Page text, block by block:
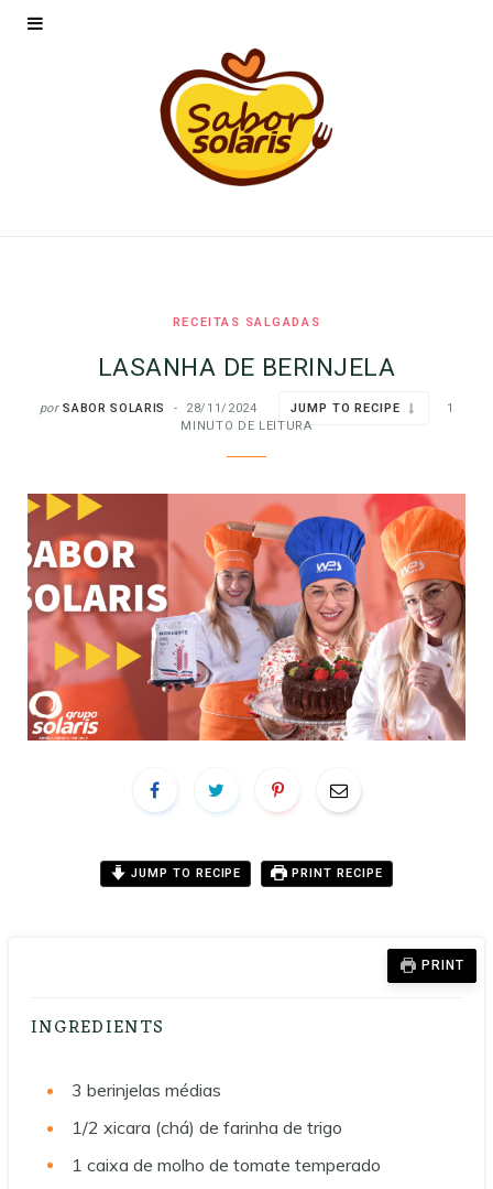
RECEITAS SALGADAS
LASANHA DE BERINJELA
por SABOR SOLARIS 28/11/2024 JUMP TO RECIPE
1
MINUTO DE LEITURA
JUMP TO RECIPE PRINT RECIPE
PRINT
INGREDIENTS
3 berinjelas médias
1/2 xicara (chá) de farinha de trigo
1 caixa de molho de tomate temperado